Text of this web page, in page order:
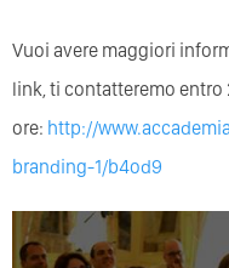
Vuoi avere maggiori
link, ti contatteremo entro
ore: http://
branding-1/b4od9